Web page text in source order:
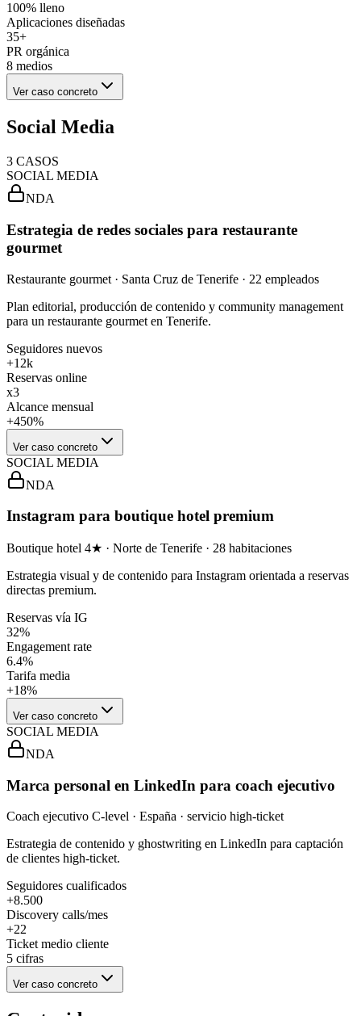
100% lleno
Aplicaciones diseñadas
35+
PR orgánica
8 medios
Ver caso concreto
Social Media
3 CASOS
SOCIAL MEDIA
NDA
Estrategia de redes sociales para restaurante
gourmet
Restaurante gourmet · Santa Cruz de Tenerife · 22 empleados
Plan editorial, producción de contenido y community management
para un restaurante gourmet en Tenerife.
Seguidores nuevos
+12k
Reservas online
x3
Alcance mensual
+450%
Ver caso concreto
SOCIAL MEDIA
NDA
Instagram para boutique hotel premium
Boutique hotel 4★ · Norte de Tenerife · 28 habitaciones
Estrategia visual y de contenido para Instagram orientada a reservas
directas premium.
Reservas vía IG
32%
Engagement rate
6.4%
Tarifa media
+18%
Ver caso concreto
SOCIAL MEDIA
NDA
Marca personal en LinkedIn para coach ejecutivo
Coach ejecutivo C-level · España · servicio high-ticket
Estrategia de contenido y ghostwriting en LinkedIn para captación
de clientes high-ticket.
Seguidores cualificados
+8.500
Discovery calls/mes
+22
Ticket medio cliente
5 cifras
Ver caso concreto